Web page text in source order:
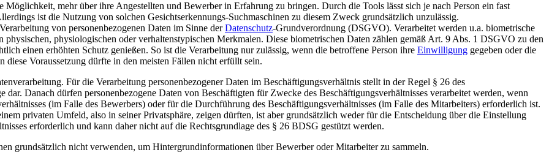
Möglichkeit, mehr über ihre Angestellten und Bewerber in Erfahrung zu bringen. Durch die Tools lässt sich je nach Person ein fast
ist die Nutzung von solchen Gesichtserkennungs-Suchmaschinen zu diesem Zweck grundsätzlich unzulässig.
von personenbezogenen Daten im Sinne derDatenschutz-Grundverordnung (DSGVO). Verarbeitet werden u.a. biometrische
physiologischen oder verhaltenstypischen Merkmalen. Diese biometrischen Daten zählen gemäß Art. 9 Abs. 1 DSGVO zu den
einen erhöhten Schutz genießen. So ist die Verarbeitung nur zulässig, wenn die betroffene Person ihre Einwilligung gegeben oder die
Voraussetzung dürfte in den meisten Fällen nicht erfüllt sein.
Für die Verarbeitung personenbezogener Daten im Beschäftigungsverhältnis stellt in der Regel § 26 des
dar. Danach dürfen personenbezogene Daten von Beschäftigten für Zwecke des Beschäftigungsverhältnisses verarbeitet werden, wenn
(im Falle des Bewerbers) oder für die Durchführung des Beschäftigungsverhältnisses (im Falle des Mitarbeiters) erforderlich ist.
privaten Umfeld, also in seiner Privatsphäre, zeigen dürften, ist aber grundsätzlich weder für die Entscheidung über die Einstellung
erforderlich und kann daher nicht auf die Rechtsgrundlage des § 26 BDSG gestützt werden.
grundsätzlich nicht verwenden, um Hintergrundinformationen über Bewerber oder Mitarbeiter zu sammeln.